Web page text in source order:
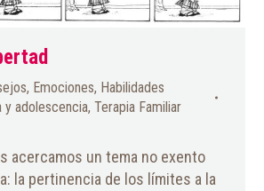
, Emociones, Habilidades
y adolescencia, Terapia Familiar
acercamos un tema no exento
la pertinencia de los límites a la